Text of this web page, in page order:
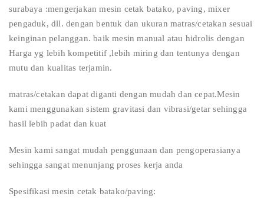
surabaya :mengerjakan mesin cetak batako, paving, mixer
pengaduk, dll. dengan bentuk dan ukuran matras/cetakan sesuai
keinginan pelanggan. baik mesin manual atau hidrolis dengan
Harga yg lebih kompetitif ,lebih miring dan tentunya dengan
mutu dan kualitas terjamin.
matras/cetakan dapat diganti dengan mudah dan cepat.Mesin
kami menggunakan sistem gravitasi dan vibrasi/getar sehingga
hasil lebih padat dan kuat
Mesin kami sangat mudah penggunaan dan pengoperasianya
sehingga sangat menunjang proses kerja anda
Spesifikasi mesin cetak batako/paving: